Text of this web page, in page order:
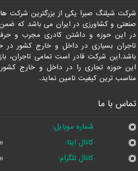
شرکت شیلنگ صبرا یکی از بزرگترین شرکت
صنعتی و کشاورزی در ایران می باشد که
در این حوزه و داشتن کادری مجرب و حرفه
تاجران بسیاری در داخل و خارج کشور
باشد.این شرکت قادر است تمامی تاجران،
این حوزه تجاری را در داخل و خارج
مناسب ترین کیفیت تامین نماید.
تماس با ما
شماره موبایل:
کانال ایتا:
کانال تلگرام: